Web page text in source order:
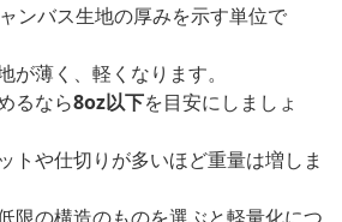
ャンバス生地の厚みを示す単位で
が薄く、軽くなります。
るなら8oz以下を目安にしましょ
トや仕切りが多いほど重量は増しま